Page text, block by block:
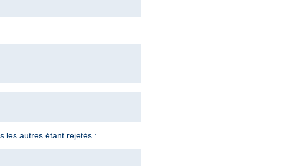
les autres étant rejetés :